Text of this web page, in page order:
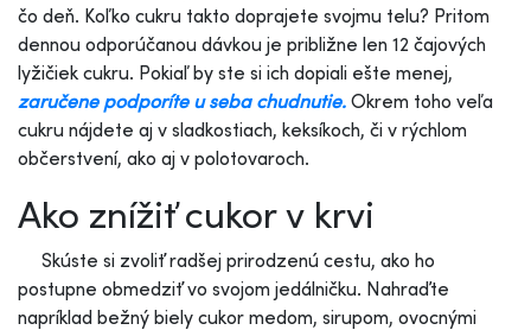
čo deň. Koľko cukru takto doprajete svojmu telu? Pritom
dennou odporúčanou dávkou je približne len 12 čajových
lyžičiek cukru. Pokiaľ by ste si ich dopiali ešte menej,
zaručene podporíte u seba chudnutie. Okrem toho veľa
cukru nájdete aj v sladkostiach, keksíkoch, či v rýchlom
občerstvení, ako aj v polotovaroch.
Ako znížiť cukor v krvi
Skúste si zvoliť radšej prirodzenú cestu, ako ho
postupne obmedziť vo svojom jedálničku. Nahraďte
napríklad bežný biely cukor medom, sirupom, ovocnými